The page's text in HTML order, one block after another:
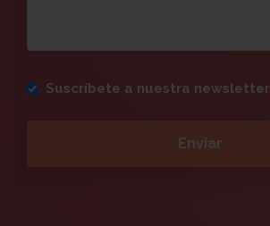
Suscríbete a nuestra newsletter